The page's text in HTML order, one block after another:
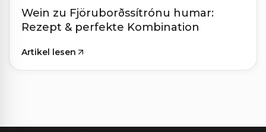
Wein zu Fjöruborðssítrónu humar:
Rezept & perfekte Kombination
Artikel lesen